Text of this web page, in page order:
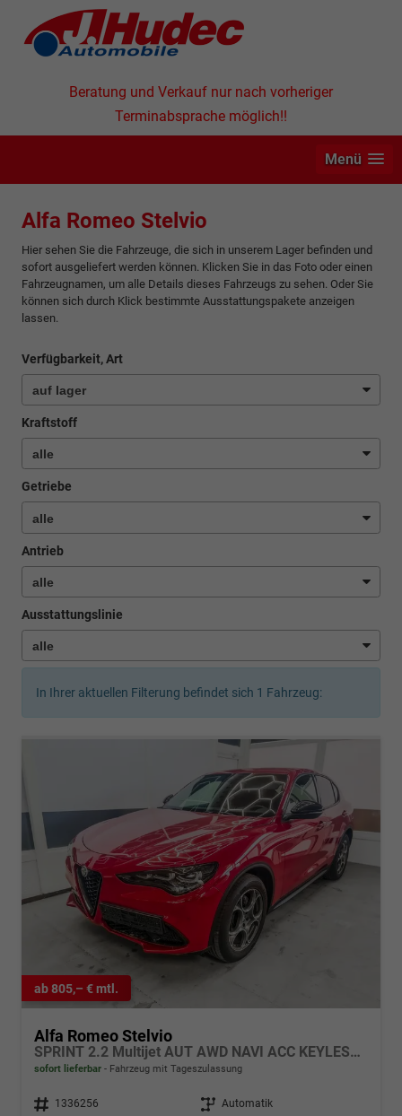
Beratung und Verkauf nur nach vorheriger
Terminabsprache möglich!!
Menü
Alfa Romeo Stelvio
Hier sehen Sie die Fahrzeuge, die sich in unserem Lager befinden und
sofort ausgeliefert werden können. Klicken Sie in das Foto oder einen
Fahrzeugnamen, um alle Details dieses Fahrzeugs zu sehen. Oder Sie
können sich durch Klick bestimmte Ausstattungspakete anzeigen
lassen.
Verfügbarkeit, Art
Kraftstoff
Getriebe
Antrieb
Ausstattungslinie
In Ihrer aktuellen Filterung befindet sich 1 Fahrzeug:
ab 805,– € mtl.
Alfa Romeo Stelvio
SPRINT 2.2 Multijet AUT AWD NAVI ACC KEYLESS RFK
sofort lieferbar Fahrzeug mit Tageszulassung
Fahrzeugnr. 1336256 Getriebe Automatik